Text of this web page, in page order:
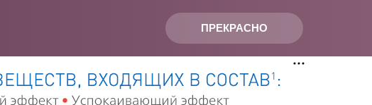
ПРЕКРАСНО